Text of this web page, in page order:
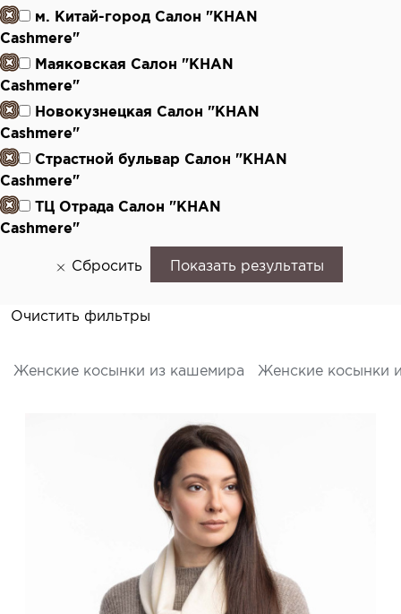
м. Китай-город Салон "KHAN
Cashmere"
Маяковская Салон "KHAN
Cashmere"
Новокузнецкая Салон "KHAN
Cashmere"
Страстной бульвар Салон "KHAN
Cashmere"
ТЦ Отрада Салон "KHAN
Cashmere"
Сбросить Показать результаты
Очистить фильтры
Женские косынки из кашемира Женские косынки